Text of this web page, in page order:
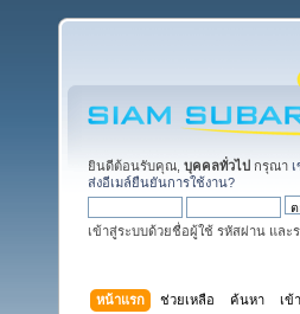
ยินดีต้อนรับคุณ, บุคคลทั่วไป กรุณา
ส่งอีเมล์ยืนยันการใช้งาน?
เข้าสู่ระบบด้วยชื่อผู้ใช้ รหัสผ่าน และ
หน้าแรก ช่วยเหลือ ค้นหา เข้